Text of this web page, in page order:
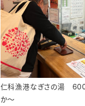
仁科漁港なぎさの湯
か～